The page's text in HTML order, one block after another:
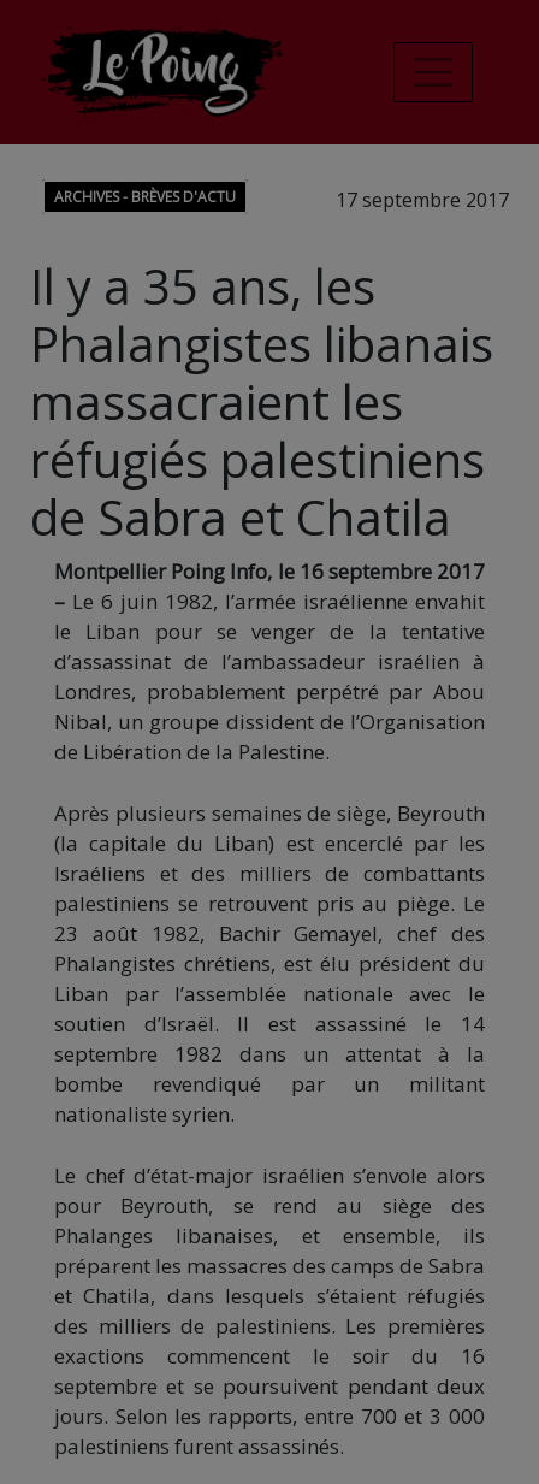
ARCHIVES - BRÈVES D'ACTU 17 septembre 2017
Il y a 35 ans, les
Phalangistes libanais
massacraient les
réfugiés palestiniens
de Sabra et Chatila
Montpellier Poing Info, le 16 septembre 2017
– Le 6 juin 1982, l’armée israélienne envahit
le Liban pour se venger de la tentative
d’assassinat de l’ambassadeur israélien à
Londres, probablement perpétré par Abou
Nibal, un groupe dissident de l’Organisation
de Libération de la Palestine.
Après plusieurs semaines de siège, Beyrouth
(la capitale du Liban) est encerclé par les
Israéliens et des milliers de combattants
palestiniens se retrouvent pris au piège. Le
23 août 1982, Bachir Gemayel, chef des
Phalangistes chrétiens, est élu président du
Liban par l’assemblée nationale avec le
soutien d’Israël. Il est assassiné le 14
septembre 1982 dans un attentat à la
bombe revendiqué par un militant
nationaliste syrien.
Le chef d’état-major israélien s’envole alors
pour Beyrouth, se rend au siège des
Phalanges libanaises, et ensemble, ils
préparent les massacres des camps de Sabra
et Chatila, dans lesquels s’étaient réfugiés
des milliers de palestiniens. Les premières
exactions commencent le soir du 16
septembre et se poursuivent pendant deux
jours. Selon les rapports, entre 700 et 3 000
palestiniens furent assassinés.